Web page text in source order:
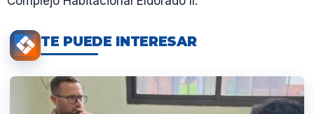
TE PUEDE INTERESAR